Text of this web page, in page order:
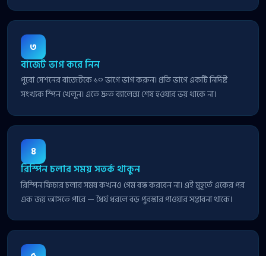
৩
বাজেট ভাগ করে নিন
পুরো সেশনের বাজেটকে ১০ ভাগে ভাগ করুন। প্রতি ভাগে একটি নির্দিষ্ট
সংখ্যক স্পিন খেলুন। এতে দ্রুত ব্যালেন্স শেষ হওয়ার ভয় থাকে না।
৪
রিস্পিন চলার সময় সতর্ক থাকুন
রিস্পিন ফিচার চলার সময় কখনও গেম বন্ধ করবেন না। এই মুহূর্তে একের পর
এক জয় আসতে পারে — ধৈর্য ধরলে বড় পুরস্কার পাওয়ার সম্ভাবনা থাকে।